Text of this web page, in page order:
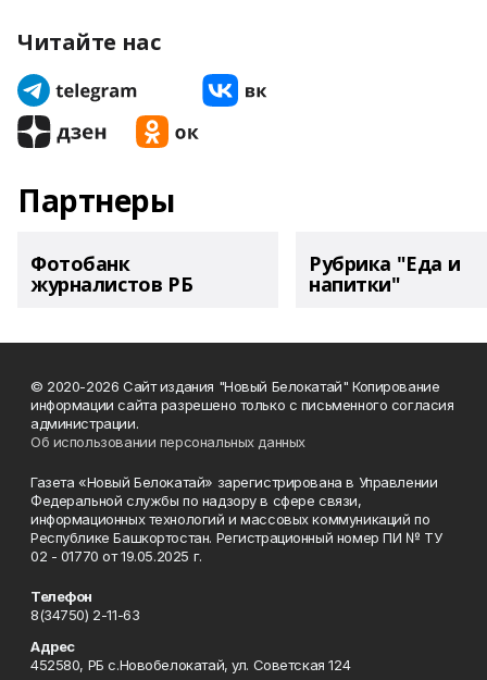
Читайте нас
Партнеры
Фотобанк
журналистов РБ
Рубрика "Еда и
напитки"
© 2020-2026 Сайт издания "Новый Белокатай" Копирование
информации сайта разрешено только с письменного согласия
администрации.
Об использовании персональных данных
Газета «Новый Белокатай» зарегистрирована в Управлении
Федеральной службы по надзору в сфере связи,
информационных технологий и массовых коммуникаций по
Республике Башкортостан. Регистрационный номер ПИ № ТУ
02 - 01770 от 19.05.2025 г.
Телефон
8(34750) 2-11-63
Адрес
452580, РБ с.Новобелокатай, ул. Советская 124